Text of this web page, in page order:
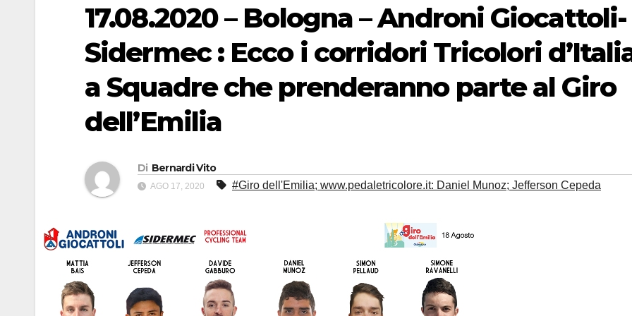
17.08.2020 – Bologna – Androni Giocattoli-
Sidermec : Ecco i corridori Tricolori
a Squadre che prenderanno parte al Giro
dell’Emilia
Di Bernardi Vito
AGO 17, 2020 #Giro dell'Emilia; www.pedaletricolore.it: Daniel Munoz; Jefferson Cepeda